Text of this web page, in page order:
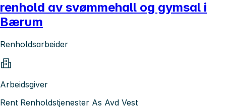
renhold av svømmehall og gymsal i
Bærum
Renholdsarbeider
Arbeidsgiver
Rent Renholdstjenester As Avd Vest